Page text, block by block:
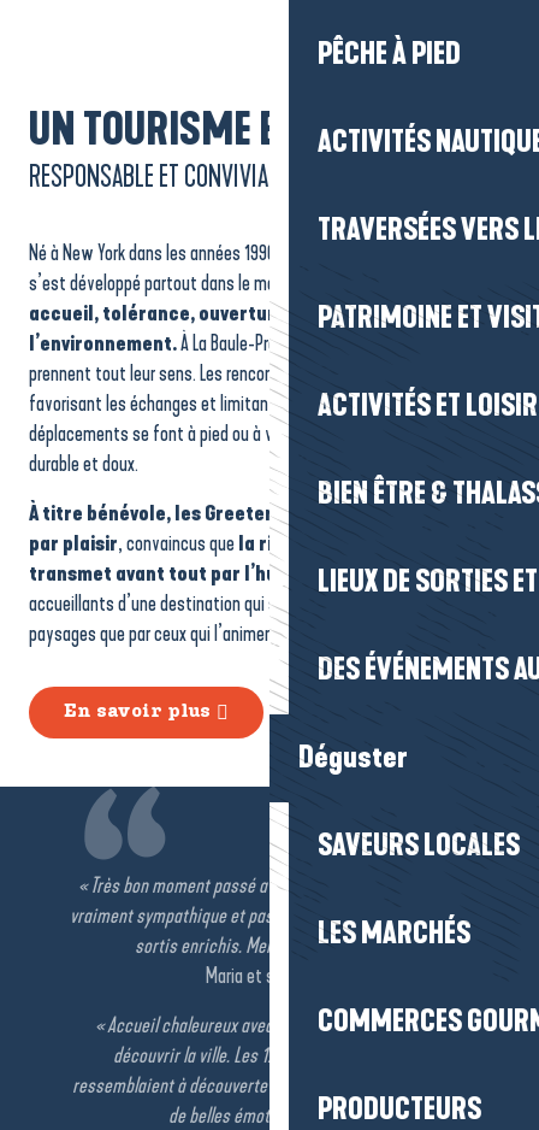
PÊCHE À PIED
ACTIVITÉS
TRAVERSÉES VERS
PATRIMOINE ET
ACTIVITÉS ET
BIEN ÊTRE &
LIEUX DE SORTIES
DES ÉVÉNEMENTS
Déguster
SAVEURS LOCALES
LES MARCHÉS
COMMERCES
PRODUCTEURS
UN TOURISME ENGAGÉ
RESPONSABLE ET CONVIVIAL
Né à New York dans les années 1990, le mouvement des Greeters
s’est développé partout dans le monde autour de valeurs fortes :
accueil, tolérance, ouverture et respect de
l’environnement.À La Baule-Presqu’île de Guérande, ces valeurs
prennent tout leur sens. Les rencontres se font en petits groupes,
favorisant les échanges et limitant l’impact sur les lieux visités. Les
déplacements se font à pied ou à vélo, dans une logique de tourisme
durable et doux.
À titre bénévole, les Greeters donnent de leur temps
par plaisir, convaincus quela richesse d’un territoire se
transmet avant tout par l’humain. Ils sont les visages
accueillants d’une destination qui se découvre autant par ses
paysages que par ceux qui l’animent au quotidien.
En savoir plus
« Très bon moment passé avec Stéphane, une personne
vraiment sympathique et passionnante. Nous en sommes
sortis enrichis. Merci beaucoup à lui. »
Maria et sa famille
« Accueil chaleureux avec des moments forts pour
découvrir la ville. Les 17 km parcourus en vélo
ressemblaient à découverte agréable sans effort et avec
de belles émotions . Bravo ! »